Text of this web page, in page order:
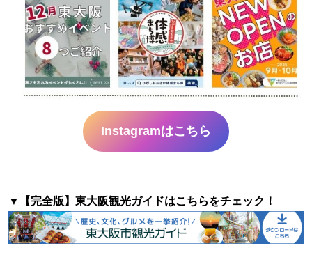
Instagramはこちら
▼【完全版】東大阪観光ガイドはこちらをチェック！